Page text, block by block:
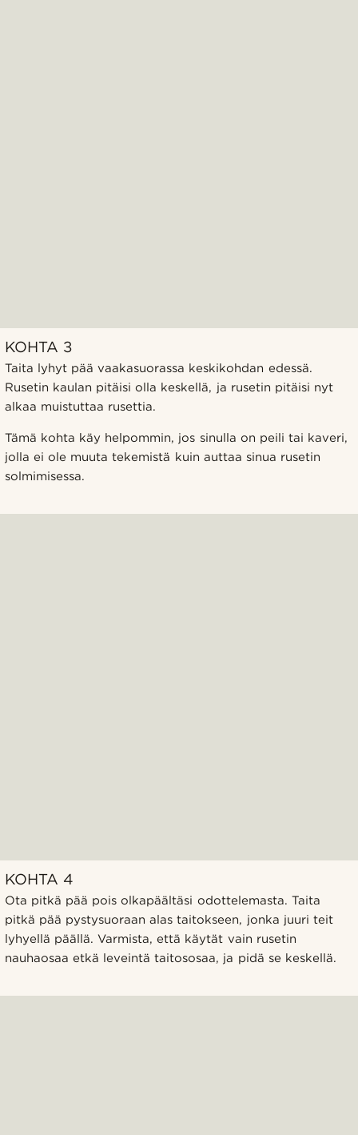
KOHTA 3
Taita lyhyt pää vaakasuorassa keskikohdan edessä.
Rusetin kaulan pitäisi olla keskellä, ja rusetin pitäisi nyt
alkaa muistuttaa rusettia.
Tämä kohta käy helpommin, jos sinulla on peili tai kaveri,
jolla ei ole muuta tekemistä kuin auttaa sinua rusetin
solmimisessa.
KOHTA 4
Ota pitkä pää pois olkapäältäsi odottelemasta. Taita
pitkä pää pystysuoraan alas taitokseen, jonka juuri teit
lyhyellä päällä. Varmista, että käytät vain rusetin
nauhaosaa etkä leveintä taitososaa, ja pidä se keskellä.